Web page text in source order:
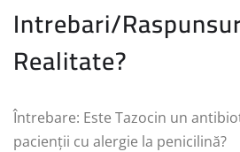
Intrebari/
Realitate?
Întrebare: Este Tazocin un
pacienții cu alergie la penicilină?